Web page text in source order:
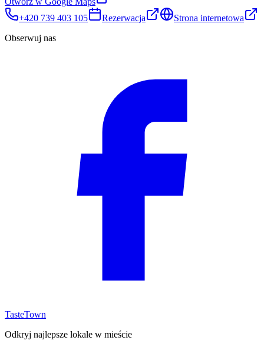
+420 739 403 105
Rezerwacja
Strona internetowa
Obserwuj nas
TasteTown
Odkryj najlepsze lokale w mieście